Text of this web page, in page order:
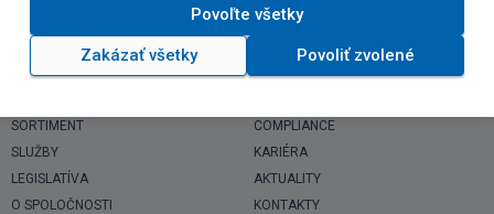
SORTIMENT
SLUŽBY
LEGISLATÍVA
O SPOLOČNOSTI
COMPLIANCE
KARIÉRA
AKTUALITY
KONTAKTY
Povoľte všetky
Zakázať všetky Povoliť zvolené